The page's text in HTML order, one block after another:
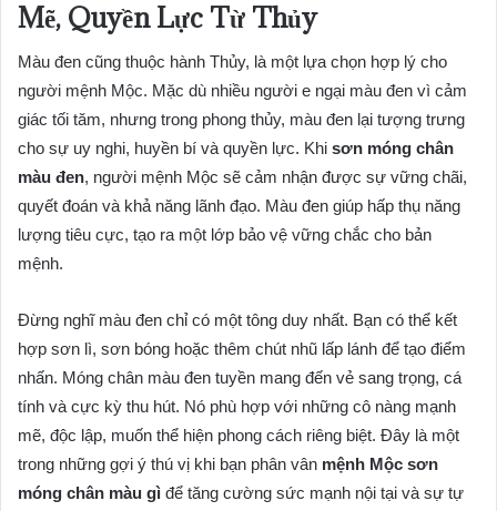
Mẽ, Quyền Lực Từ Thủy
Màu đen cũng thuộc hành Thủy, là một lựa chọn hợp lý cho
người mệnh Mộc. Mặc dù nhiều người e ngại màu đen vì cảm
giác tối tăm, nhưng trong phong thủy, màu đen lại tượng trưng
cho sự uy nghi, huyền bí và quyền lực. Khi sơn móng chân
màu đen, người mệnh Mộc sẽ cảm nhận được sự vững chãi,
quyết đoán và khả năng lãnh đạo. Màu đen giúp hấp thụ năng
lượng tiêu cực, tạo ra một lớp bảo vệ vững chắc cho bản
mệnh.
Đừng nghĩ màu đen chỉ có một tông duy nhất. Bạn có thể kết
hợp sơn lì, sơn bóng hoặc thêm chút nhũ lấp lánh để tạo điểm
nhấn. Móng chân màu đen tuyền mang đến vẻ sang trọng, cá
tính và cực kỳ thu hút. Nó phù hợp với những cô nàng mạnh
mẽ, độc lập, muốn thể hiện phong cách riêng biệt. Đây là một
trong những gợi ý thú vị khi bạn phân vân mệnh Mộc sơn
móng chân màu gì để tăng cường sức mạnh nội tại và sự tự